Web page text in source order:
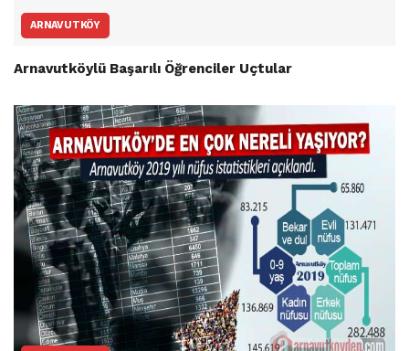
ARNAVUTKÖY
Arnavutköylü Başarılı Öğrenciler Uçtular